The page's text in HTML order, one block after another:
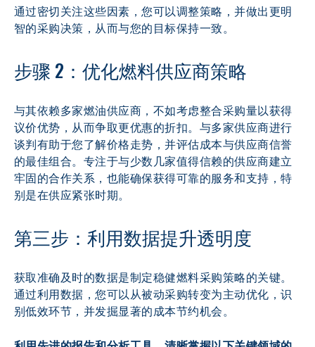
通过密切关注这些因素，您可以调整策略，并做出更明
智的采购决策，从而与您的目标保持一致。
步骤 2：优化燃料供应商策略
与其依赖多家燃油供应商，不如考虑整合采购量以获得
议价优势，从而争取更优惠的折扣。与多家供应商进行
谈判有助于您了解价格走势，并评估成本与供应商信誉
的最佳组合。专注于与少数几家值得信赖的供应商建立
牢固的合作关系，也能确保获得可靠的服务和支持，特
别是在供应紧张时期。
第三步：利用数据提升透明度
获取准确及时的数据是制定稳健燃料采购策略的关键。
通过利用数据，您可以从被动采购转变为主动优化，识
别低效环节，并发掘显著的成本节约机会。